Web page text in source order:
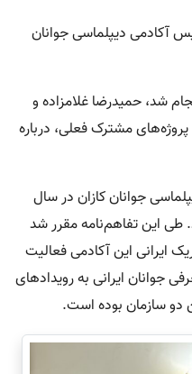
آکادمی دیپلماسی جوانان
شد، حمیدرضا غلامزاده و
مشترک فعلی، درباره
جوانان کازان در سال
طی این تفاهم‌نامه مقرر شد
ایرانی این آکادمی فعالیت
جوانان ایرانی به رویدادهای
دو سازمان بوده است.